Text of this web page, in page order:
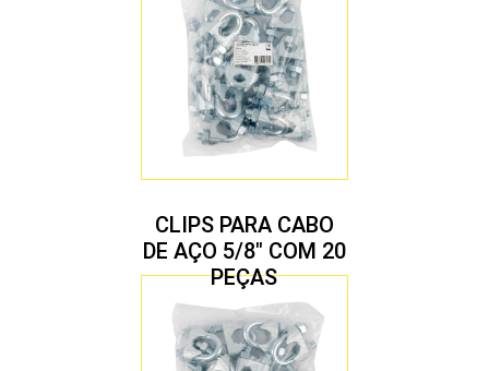
CLIPS PARA CABO
DE AÇO 5/8″ COM 20
PEÇAS